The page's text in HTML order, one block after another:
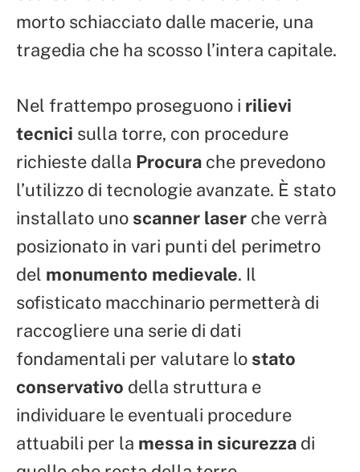
morto schiacciato dalle macerie, una
tragedia che ha scosso l’intera capitale.
Nel frattempo proseguono i rilievi
tecnici sulla torre, con procedure
richieste dalla Procura che prevedono
l’utilizzo di tecnologie avanzate. È stato
installato uno scanner laser che verrà
posizionato in vari punti del perimetro
del monumento medievale. Il
sofisticato macchinario permetterà di
raccogliere una serie di dati
fondamentali per valutare lo stato
conservativo della struttura e
individuare le eventuali procedure
attuabili per la messa in sicurezza di